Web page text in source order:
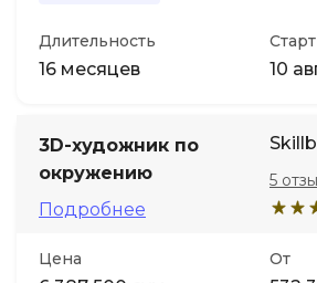
Длительность
16 месяцев
Старт
10
3D-художник по
окружению
Подробнее
5
Цена От
Детям